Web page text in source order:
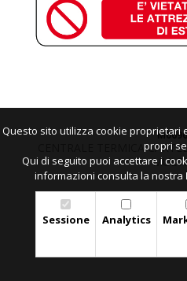
CENTRALE TERMICA
Accedi per
Questo sito utilizza cookie proprietari
propri
Qui di seguito puoi accettare i
informazioni consulta la nostra
Sessione Analytics